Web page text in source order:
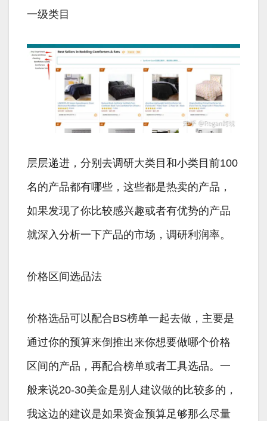
一级类目
层层递进，分别去调研大类目和小类目前100
名的产品都有哪些，这些都是热卖的产品，
如果发现了你比较感兴趣或者有优势的产品
就深入分析一下产品的市场，调研利润率。
价格区间选品法
价格选品可以配合BS榜单一起去做，主要是
通过你的预算来倒推出来你想要做哪个价格
区间的产品，再配合榜单或者工具选品。一
般来说20-30美金是别人建议做的比较多的，
我这边的建议是如果资金预算足够那么尽量